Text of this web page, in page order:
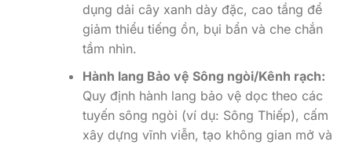
dụng dải cây xanh dày đặc, cao tầng để
giảm thiểu tiếng ồn, bụi bẩn và che chắn
tầm nhìn.
Hành lang Bảo vệ Sông ngòi/Kênh rạch:
Quy định hành lang bảo vệ dọc theo các
tuyến sông ngòi (ví dụ: Sông Thiếp), cấm
xây dựng vĩnh viễn, tạo không gian mở và